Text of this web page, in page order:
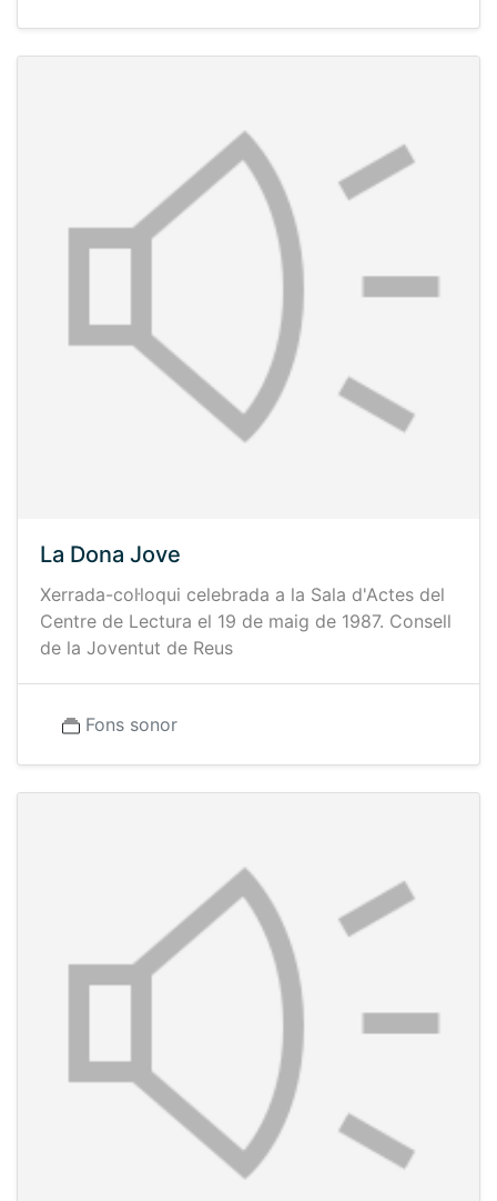
La Dona Jove
Xerrada-col·loqui celebrada a la Sala d'Actes del
Centre de Lectura el 19 de maig de 1987. Consell
de la Joventut de Reus
Fons sonor